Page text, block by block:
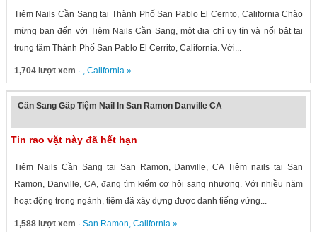
Tiệm Nails Cần Sang tại Thành Phố San Pablo El Cerrito, California Chào
mừng bạn đến với Tiệm Nails Cần Sang, một địa chỉ uy tín và nổi bật tại
trung tâm Thành Phố San Pablo El Cerrito, California. Với...
1,704 lượt xem · , California»
Cần Sang Gấp Tiệm Nail In San Ramon Danville CA
Tin rao vặt này đã hết hạn
Tiệm Nails Cần Sang tại San Ramon, Danville, CA Tiệm nails tại San
Ramon, Danville, CA, đang tìm kiếm cơ hội sang nhượng. Với nhiều năm
hoạt động trong ngành, tiệm đã xây dựng được danh tiếng vững...
1,588 lượt xem · San Ramon, California»